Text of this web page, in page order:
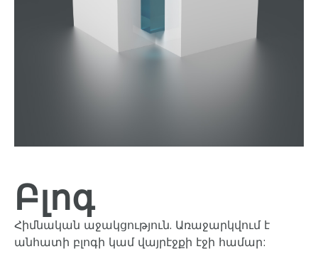
Բլոգ
Հիմնական աջակցություն. Առաջարկվում է
անհատի բլոգի կամ վայրէջքի էջի համար: